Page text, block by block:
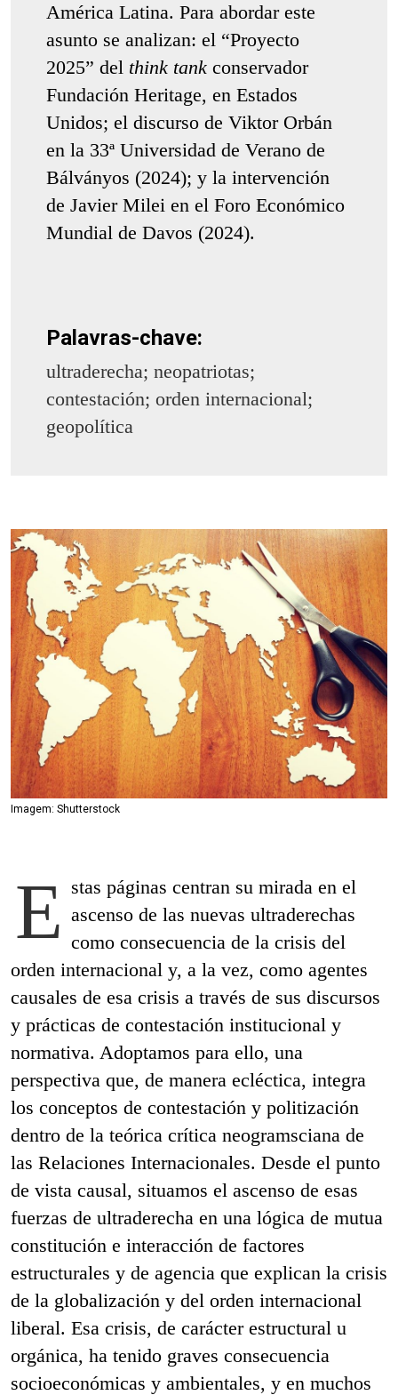
América Latina. Para abordar este
asunto se analizan: el “Proyecto
2025” del think tank conservador
Fundación Heritage, en Estados
Unidos; el discurso de Viktor Orbán
en la 33ª Universidad de Verano de
Bálványos (2024); y la intervención
de Javier Milei en el Foro Económico
Mundial de Davos (2024).
Palavras-chave:
ultraderecha; neopatriotas;
contestación; orden internacional;
geopolítica
Imagem: Shutterstock
E stas páginas centran su mirada en el
ascenso de las nuevas ultraderechas
como consecuencia de la crisis del
orden internacional y, a la vez, como agentes
causales de esa crisis a través de sus discursos
y prácticas de contestación institucional y
normativa. Adoptamos para ello, una
perspectiva que, de manera ecléctica, integra
los conceptos de contestación y politización
dentro de la teórica crítica neogramsciana de
las Relaciones Internacionales. Desde el punto
de vista causal, situamos el ascenso de esas
fuerzas de ultraderecha en una lógica de mutua
constitución e interacción de factores
estructurales y de agencia que explican la crisis
de la globalización y del orden internacional
liberal. Esa crisis, de carácter estructural u
orgánica, ha tenido graves consecuencia
socioeconómicas y ambientales, y en muchos